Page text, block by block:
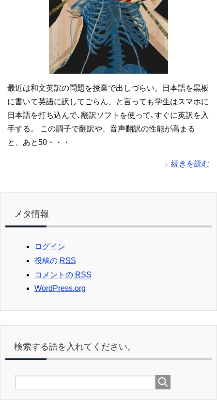
最近は和文英訳の問題を授業で出しづらい。日本語を黒板
に書いて英語に訳してごらん、と言っても学生はスマホに
日本語を打ち込んで､翻訳ソフトを使って､すぐに英訳を入
手する。 この調子で翻訳や、音声翻訳の性能が高まる
と、あと50・・・
続きを読む
メタ情報
ログイン
投稿の RSS
コメントの RSS
WordPress.org
検索する語を入れてください。